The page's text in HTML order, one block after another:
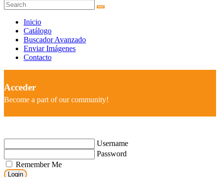
Inicio
Catálogo
Buscador Avanzado
Enviar Imágenes
Contacto
Acceder
Become a part of our community!
Username
Password
Remember Me
Login